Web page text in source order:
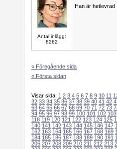
Antal inlägg:
8262
Han är hetlevrad
« Föregående sida
« Första sidan
Visar sida: 1 2 3 4 5 6 7 8 9 10 11
32 33 34 35 36 37 38 39 40 41 42
63 64 65 66 67 68 69 70 71 72 73
94 95 96 97 98 99 100 101 102 103
118 119 120 121 122 123 124 125
140 141 142 143 144 145 146 147
162 163 164 165 166 167 168 169
184 185 186 187 188 189 190 191
206 207 208 209 210 211 212 213